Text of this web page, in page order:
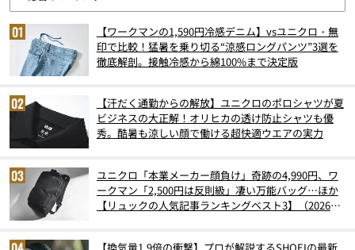
【ワークマンの1,590円冷感デニム】vsユニクロ・無
印で比較！猛暑を乗り切る“涼感ロングパンツ”3選を
徹底解剖。接触冷感から綿100%まで決定版
【汗だく通勤からの解放】ユニクロのポロシャツが夏
ビジネスの大正解！オリヒカの透け防止シャツも優
秀。酷暑も涼しい顔で働ける超快適ウエアの実力
ユニクロ「本業メーカー顔負け」奇跡の4,990円、ワ
ークマン「2,500円は反則級」凄い万能バッグ…ほか
【リュックの人気記事ランキングベスト3】（2026年
【換気量1.9倍の衝撃】プロが解説するSHOEIの最新